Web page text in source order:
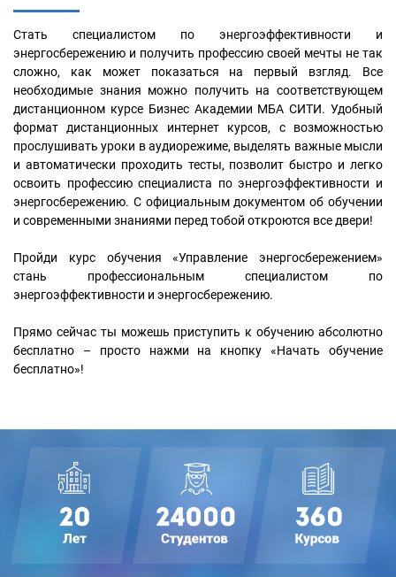
Стать специалистом по энергоэффективности и
энергосбережению и получить профессию своей мечты не так
сложно, как может показаться на первый взгляд. Все
необходимые знания можно получить на соответствующем
дистанционном курсе Бизнес Академии МБА СИТИ. Удобный
формат дистанционных интернет курсов, с возможностью
прослушивать уроки в аудиорежиме, выделять важные мысли
и автоматически проходить тесты, позволит быстро и легко
освоить профессию специалиста по энергоэффективности и
энергосбережению. С официальным документом об обучении
и современными знаниями перед тобой откроются все двери!
Пройди курс обучения «Управление энергосбережением»
стань профессиональным специалистом по
энергоэффективности и энергосбережению.
Прямо сейчас ты можешь приступить к обучению абсолютно
бесплатно – просто нажми на кнопку «Начать обучение
бесплатно»!